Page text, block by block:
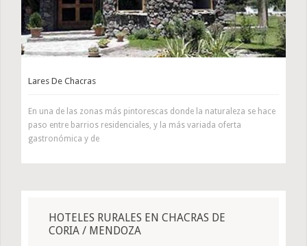
Lares De Chacras
En una de las zonas más pintorescas donde la naturaleza se hace
paso entre barrios residenciales, y la más variada oferta
gastronómica y de
HOTELES RURALES EN CHACRAS DE
CORIA / MENDOZA